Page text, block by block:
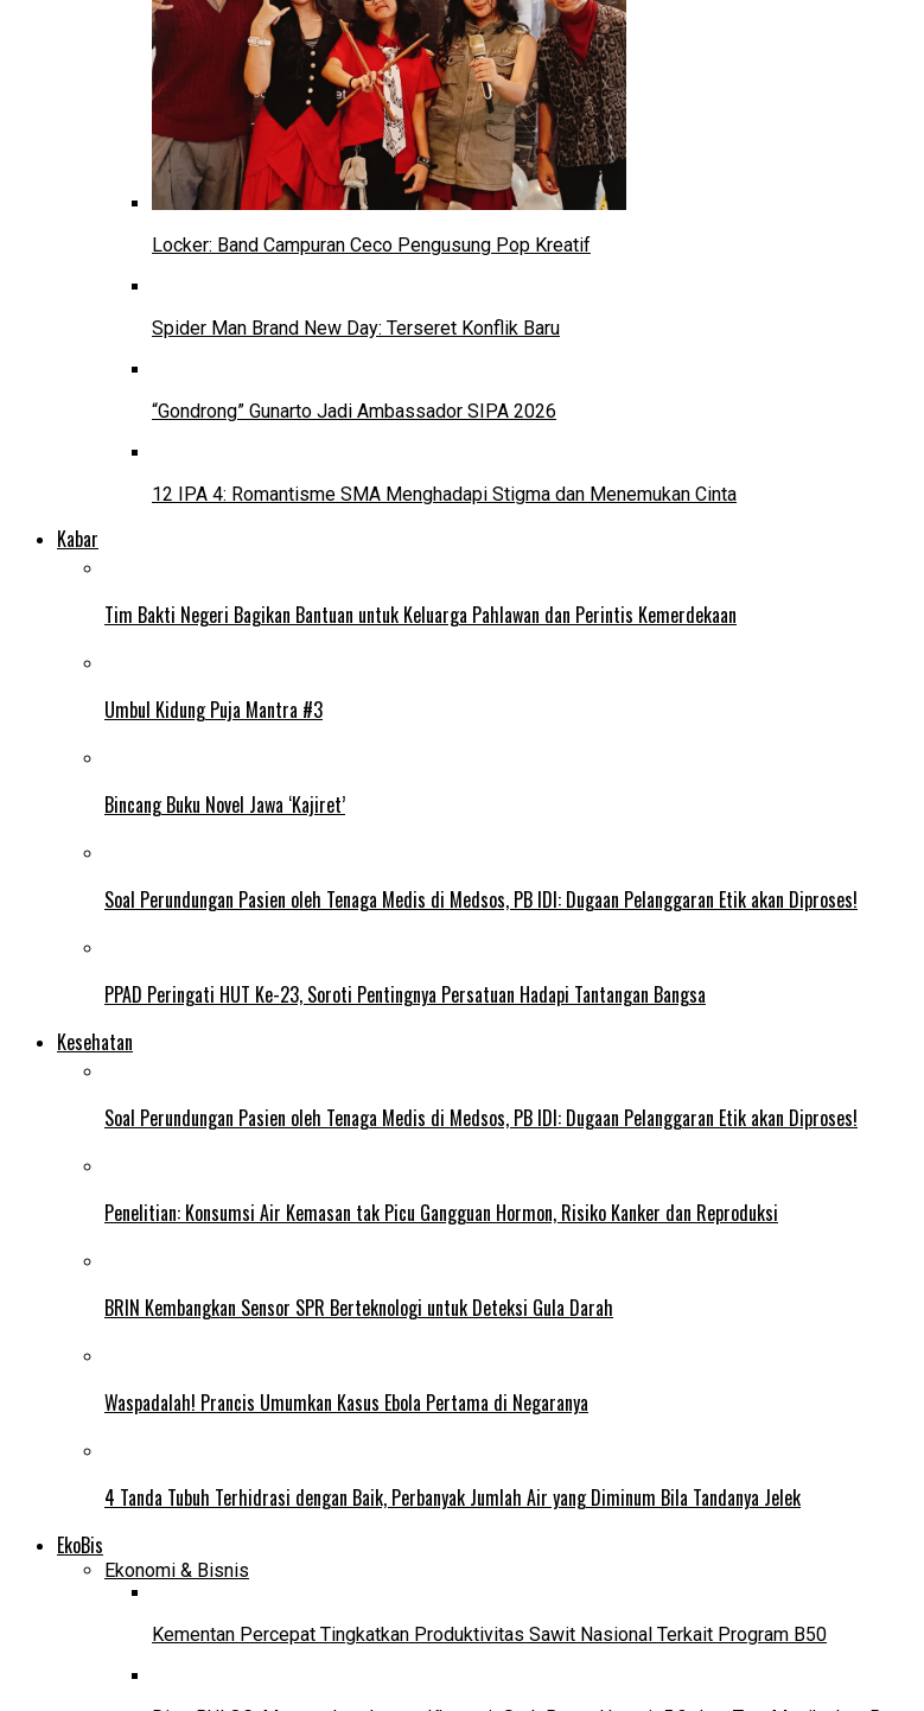
Locker: Band Campuran Ceco Pengusung Pop Kreatif
Spider Man Brand New Day: Terseret Konflik Baru
“Gondrong” Gunarto Jadi Ambassador SIPA 2026
12 IPA 4: Romantisme SMA Menghadapi Stigma dan Menemukan Cinta
Kabar
Tim Bakti Negeri Bagikan Bantuan untuk Keluarga Pahlawan dan Perintis Kemerdekaan
Umbul Kidung Puja Mantra #3
Bincang Buku Novel Jawa ‘Kajiret’
Soal Perundungan Pasien oleh Tenaga Medis di Medsos, PB IDI: Dugaan Pelanggaran Etik akan Diproses!
PPAD Peringati HUT Ke-23, Soroti Pentingnya Persatuan Hadapi Tantangan Bangsa
Kesehatan
Soal Perundungan Pasien oleh Tenaga Medis di Medsos, PB IDI: Dugaan Pelanggaran Etik akan Diproses!
Penelitian: Konsumsi Air Kemasan tak Picu Gangguan Hormon, Risiko Kanker dan Reproduksi
BRIN Kembangkan Sensor SPR Berteknologi untuk Deteksi Gula Darah
Waspadalah! Prancis Umumkan Kasus Ebola Pertama di Negaranya
4 Tanda Tubuh Terhidrasi dengan Baik, Perbanyak Jumlah Air yang Diminum Bila Tandanya Jelek
EkoBis
Ekonomi & Bisnis
Kementan Percepat Tingkatkan Produktivitas Sawit Nasional Terkait Program B50